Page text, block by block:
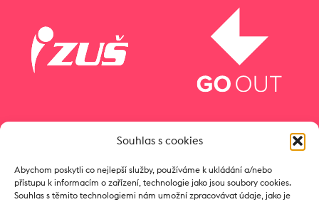
Souhlas s cookies
Abychom poskytli co nejlepší služby, používáme k ukládání a/nebo
přístupu k informacím o zařízení, technologie jako jsou soubory cookies.
Souhlas s těmito technologiemi nám umožní zpracovávat údaje, jako je